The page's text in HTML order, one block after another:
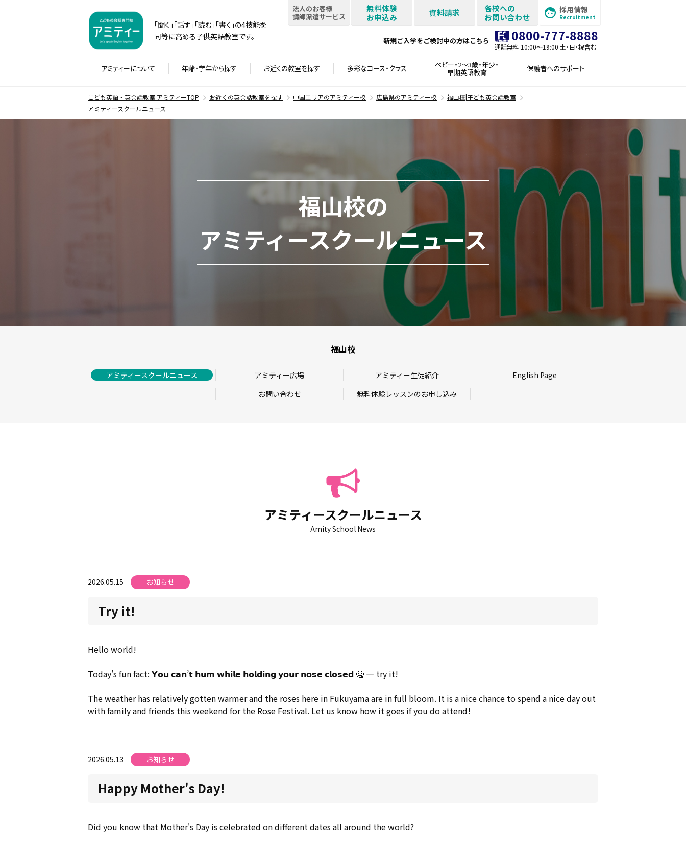
「聞く」「話す」「読む」「書く」の4技能を
同等に高める子供英語教室です。
法人のお客様
講師派遣サービス
無料体験
お申込み
資料請求
各校への
お問い合わせ
採用情報
Recruitment
新規ご入学をご検討中の方はこちら 0800-777-8888
通話無料 10:00〜19:00 土･日･祝含む
アミティーについて 年齢・学年から探す お近くの教室を探す 多彩なコース・クラス ベビー・2～3歳・年少・
早期英語教育 保護者へのサポート
こども英語・英会話教室 アミティーTOP お近くの英会話教室を探す 中国エリアのアミティー校 広島県のアミティー校
福山校|子ども英会話教室
アミティースクールニュース
福山校の
アミティースクールニュース
福山校
アミティースクールニュース アミティー広場 アミティー生徒紹介
English Page
お問い合わせ
無料体験レッスンのお申し込み
アミティースクールニュース
Amity School News
2026.05.15 お知らせ
Try it!
Hello world!
Today's fun fact: 𝗬𝗼𝘂 𝗰𝗮𝗻’𝘁 𝗵𝘂𝗺 𝘄𝗵𝗶𝗹𝗲 𝗵𝗼𝗹𝗱𝗶𝗻𝗴 𝘆𝗼𝘂𝗿 𝗻𝗼𝘀𝗲 𝗰𝗹𝗼𝘀𝗲𝗱 🤐 — try it!
The weather has relatively gotten warmer and the roses here in Fukuyama are in full bloom. It is a nice chance to spend a nice day out
with family and friends this weekend for the Rose Festival. Let us know how it goes if you do attend!
2026.05.13 お知らせ
Happy Mother's Day!
Did you know that Mother's Day is celebrated on different dates all around the world?